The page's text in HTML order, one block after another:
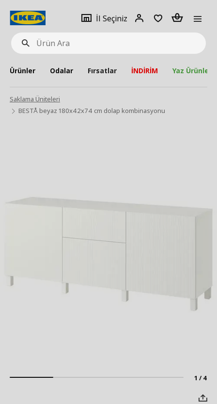
Ürün
Ara
İl Seçiniz
Giriş
Adet
Ürünler Odalar Fırsatlar İNDİRİM Yaz Ürünleri
Saklama Üniteleri
BESTÅ beyaz 180x42x74 cm dolap kombinasyonu
1 / 4